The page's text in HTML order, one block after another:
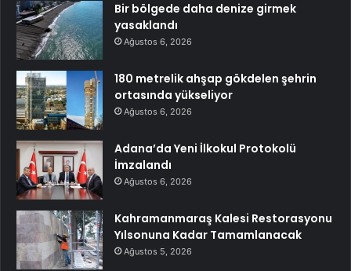
Bir bölgede daha denize girmek
yasaklandı
Ağustos 6, 2026
180 metrelik ahşap gökdelen şehrin
ortasında yükseliyor
Ağustos 6, 2026
Adana’da Yeni İlkokul Protokolü
İmzalandı
Ağustos 6, 2026
Kahramanmaraş Kalesi Restorasyonu
Yılsonuna Kadar Tamamlanacak
Ağustos 5, 2026